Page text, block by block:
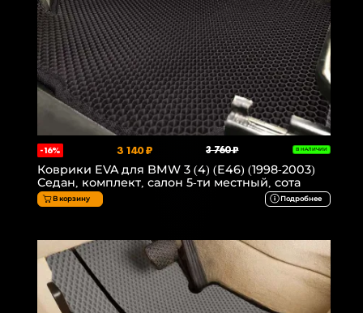
-16% 3 140 ₽ 3 760 ₽ В НАЛИЧИИ
Коврики EVA для BMW 3 (4) (E46) (1998-2003)
Седан, комплект, салон 5-ти местный, сота
В корзину Подробнее